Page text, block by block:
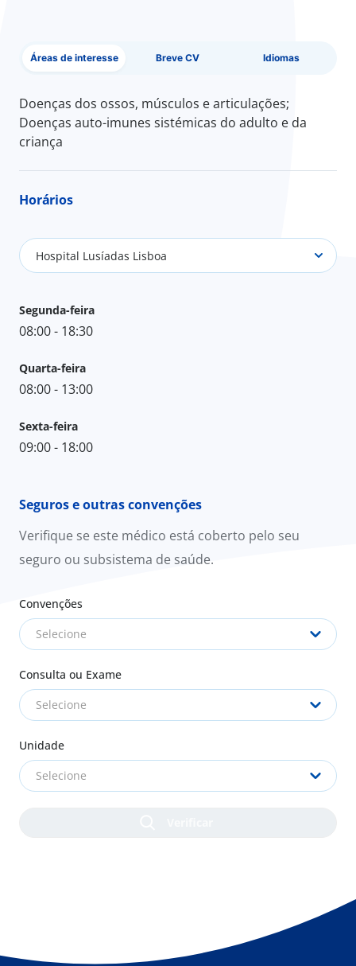
Áreas de interesse Breve CV Idiomas
Doenças dos ossos, músculos e articulações;
Doenças auto-imunes sistémicas do adulto e da
criança
Horários
Hospital Lusíadas Lisboa
Segunda-feira
08:00 - 18:30
Quarta-feira
08:00 - 13:00
Sexta-feira
09:00 - 18:00
Seguros e outras convenções
Verifique se este médico está coberto pelo seu
seguro ou subsistema de saúde.
Convenções
Selecione
Consulta ou Exame
Selecione
Unidade
Selecione